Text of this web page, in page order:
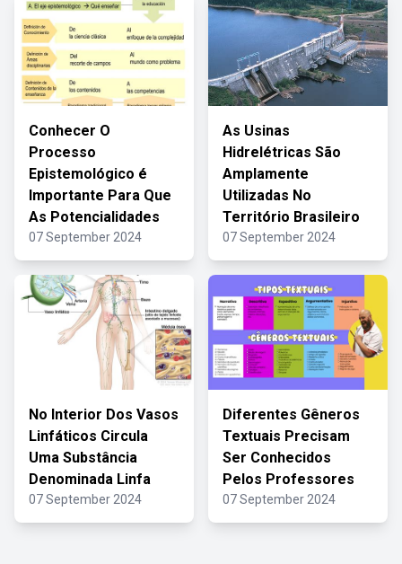
Conhecer O
Processo
Epistemológico é
Importante Para Que
As Potencialidades
07 September 2024
As Usinas
Hidrelétricas São
Amplamente
Utilizadas No
Território Brasileiro
07 September 2024
No Interior Dos Vasos
Linfáticos Circula
Uma Substância
Denominada Linfa
07 September 2024
Diferentes Gêneros
Textuais Precisam
Ser Conhecidos
Pelos Professores
07 September 2024